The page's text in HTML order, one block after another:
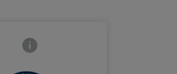
Ikona zavření přední strany